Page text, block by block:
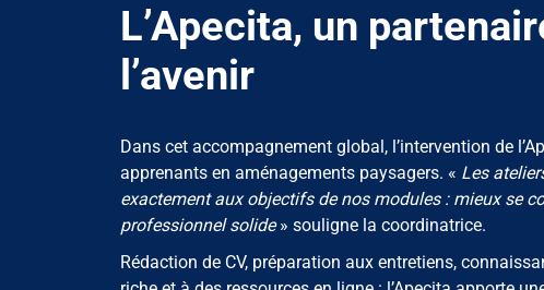
L’Apecita, un
l’avenir
Dans cet accompagnement global, l’intervention de
apprenants en aménagements paysagers. « Les
exactement aux objectifs de nos modules : mieux se
professionnel solide» souligne la coordinatrice.
Rédaction de CV, préparation aux entretiens,